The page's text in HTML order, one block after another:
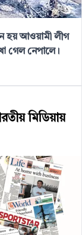
হয় আওয়ামী লীগ
গেল নেপালে।
মিডিয়ায়